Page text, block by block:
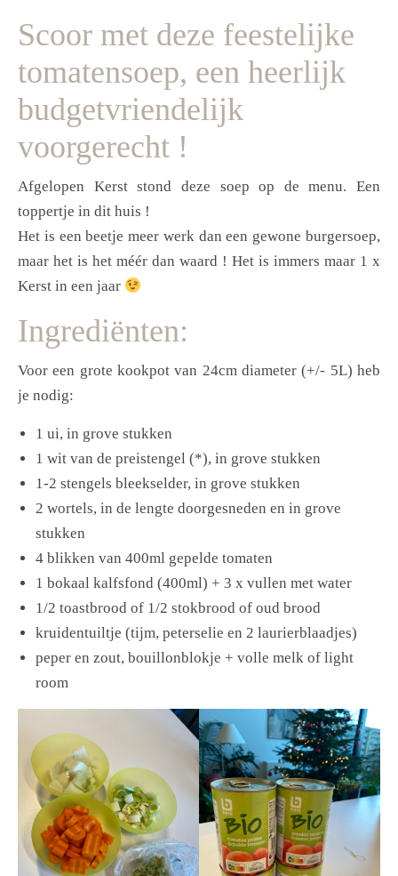
Scoor met deze feestelijke
tomatensoep, een heerlijk
budgetvriendelijk
voorgerecht !
Afgelopen Kerst stond deze soep op de menu. Een
toppertje in dit huis !
Het is een beetje meer werk dan een gewone burgersoep,
maar het is het méér dan waard ! Het is immers maar 1 x
Kerst in een jaar
Ingrediënten:
Voor een grote kookpot van 24cm diameter (+/- 5L) heb
je nodig:
1 ui, in grove stukken
1 wit van de preistengel (*), in grove stukken
1-2 stengels bleekselder, in grove stukken
2 wortels, in de lengte doorgesneden en in grove
stukken
4 blikken van 400ml gepelde tomaten
1 bokaal kalfsfond (400ml) + 3 x vullen met water
1/2 toastbrood of 1/2 stokbrood of oud brood
kruidentuiltje (tijm, peterselie en 2 laurierblaadjes)
peper en zout, bouillonblokje + volle melk of light
room